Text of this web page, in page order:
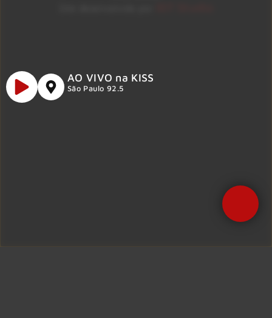
AO VIVO na KISS
São Paulo 92.5